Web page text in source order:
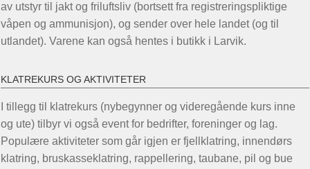
av utstyr til jakt og friluftsliv (bortsett fra registreringspliktige
våpen og ammunisjon), og sender over hele landet (og til
utlandet). Varene kan også hentes i butikk i Larvik.
KLATREKURS OG AKTIVITETER
I tillegg til klatrekurs (nybegynner og videregående kurs inne
og ute) tilbyr vi også event for bedrifter, foreninger og lag.
Populære aktiviteter som går igjen er fjellklatring, innendørs
klatring, bruskasseklatring, rappellering, taubane, pil og bue